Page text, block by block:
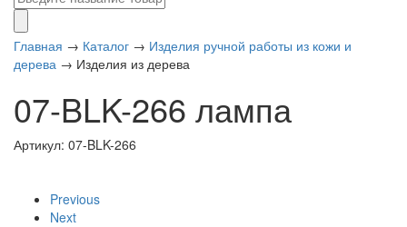
Главная → Каталог → Изделия ручной работы из кожи и
дерева → Изделия из дерева
07-BLK-266 лампа
Артикул: 07-BLK-266
Previous
Next